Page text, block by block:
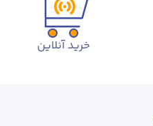
خرید آنلاین